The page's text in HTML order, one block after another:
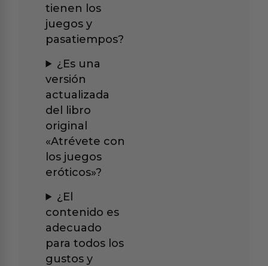
tienen los
juegos y
pasatiempos?
¿Es una
versión
actualizada
del libro
original
«Atrévete con
los juegos
eróticos»?
¿El
contenido es
adecuado
para todos los
gustos y